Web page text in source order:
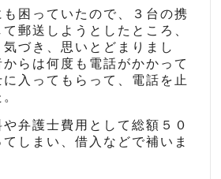
困っていたので、３台の携
郵送しようとしたところ、
づき、思いとどまりまし
らは何度も電話がかかって
入ってもらって、電話を止
弁護士費用として総額５０
しまい、借入などで補いま